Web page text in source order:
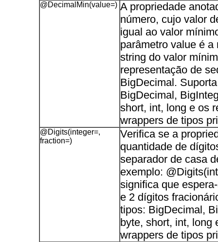
@DecimalMin(value=) A propriedade
número, cujo valor
igual ao valor
parâmetro value é a
string do valor
representação de
BigDecimal.
BigDecimal,
short, int, long e os
wrappers de tipos
@Digits(integer=,
fraction=)
Verifica se a
quantidade de
separador de casa
exemplo:
significa que
e 2 dígitos
tipos: BigDecimal,
byte, short, int, long
wrappers de tipos